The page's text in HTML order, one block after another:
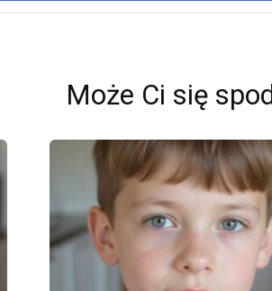
Może Ci się